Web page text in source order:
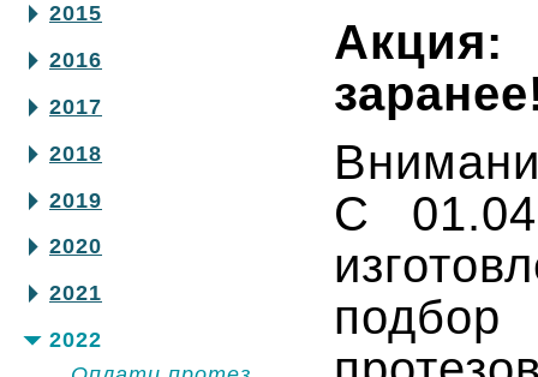
2015
2016
2017
2018
2019
2020
2021
2022
Акция:
С